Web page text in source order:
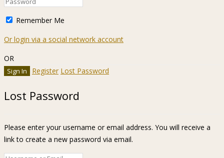
Remember Me
Or login via a social network account
OR
Register Lost Password
Lost Password
Please enter your username or email address. You will receive a
link to create a new password via email.